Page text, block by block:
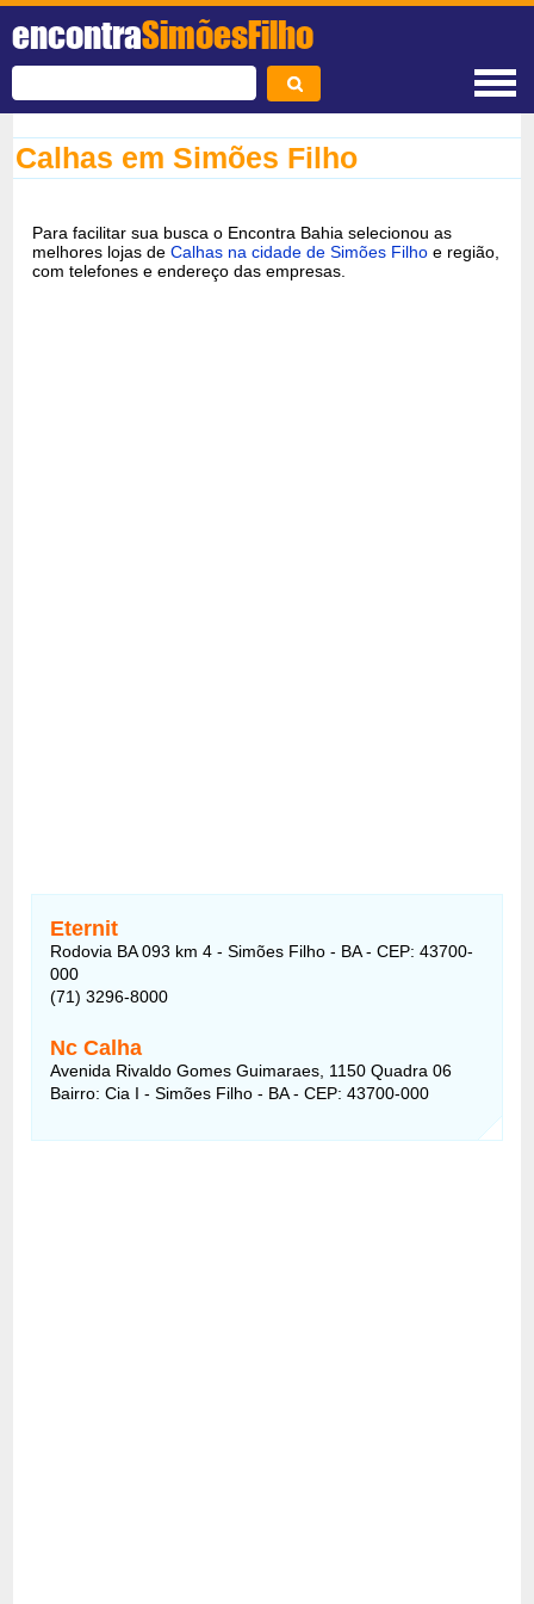
encontraSimõesFilho
Calhas em Simões Filho
Para facilitar sua busca o Encontra Bahia selecionou as
melhores lojas deCalhas na cidade de Simões Filho e região,
com telefones e endereço das empresas.
Eternit
Rodovia BA 093 km 4 - Simões Filho - BA - CEP: 43700-
000
(71) 3296-8000
Nc Calha
Avenida Rivaldo Gomes Guimaraes, 1150 Quadra 06
Bairro: Cia I - Simões Filho - BA - CEP: 43700-000